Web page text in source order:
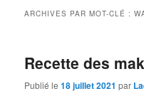
ARCHIVES PAR MOT-CLÉ :
Recette des
Publié le18 juillet 2021 par